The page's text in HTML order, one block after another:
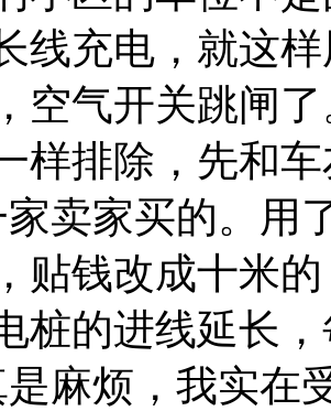
线充电，就这
空气开关跳闸
样排除，先和
家卖家买的。用
贴钱改成十米
桩的进线延长
麻烦，我实在